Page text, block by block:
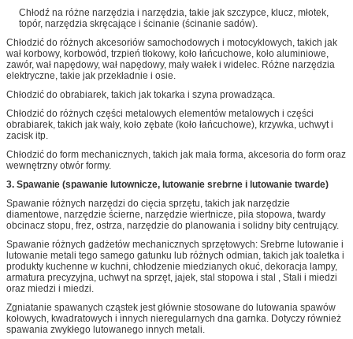
Chłodź na różne narzędzia i narzędzia, takie jak szczypce, klucz, młotek,
topór, narzędzia skręcające i ścinanie (ścinanie sadów).
Chłodzić do różnych akcesoriów samochodowych i motocyklowych, takich jak
wał korbowy, korbowód, trzpień tłokowy, koło łańcuchowe, koło aluminiowe,
zawór, wał napędowy, wał napędowy, mały wałek i widelec. Różne narzędzia
elektryczne, takie jak przekładnie i osie.
Chłodzić do obrabiarek, takich jak tokarka i szyna prowadząca.
Chłodzić do różnych części metalowych elementów metalowych i części
obrabiarek, takich jak wały, koło zębate (koło łańcuchowe), krzywka, uchwyt i
zacisk itp.
Chłodzić do form mechanicznych, takich jak mała forma, akcesoria do form oraz
wewnętrzny otwór formy.
3. Spawanie (spawanie lutownicze, lutowanie srebrne i lutowanie twarde)
Spawanie różnych narzędzi do cięcia sprzętu, takich jak narzędzie
diamentowe, narzędzie ścierne, narzędzie wiertnicze, piła stopowa, twardy
obcinacz stopu, frez, ostrza, narzędzie do planowania i solidny bity centrujący.
Spawanie różnych gadżetów mechanicznych sprzętowych: Srebrne lutowanie i
lutowanie metali tego samego gatunku lub różnych odmian, takich jak toaletka i
produkty kuchenne w kuchni, chłodzenie miedzianych okuć, dekoracja lampy,
armatura precyzyjna, uchwyt na sprzęt, jajek, stal stopowa i stal , Stali i miedzi
oraz miedzi i miedzi.
Zgniatanie spawanych cząstek jest głównie stosowane do lutowania spawów
kołowych, kwadratowych i innych nieregularnych dna garnka. Dotyczy również
spawania zwykłego lutowanego innych metali.